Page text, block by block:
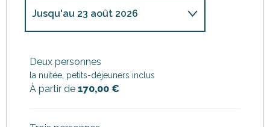
Du3 juillet 2026au 9 juillet
2026
Jusqu'au 23 août 2026
septembre 2026
Deux personnes
la nuitée, petits-déjeuners inclus
À partir de 170,00 €